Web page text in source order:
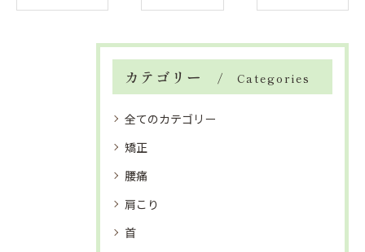
カテゴリー Categories
全てのカテゴリー
矯正
腰痛
肩こり
首